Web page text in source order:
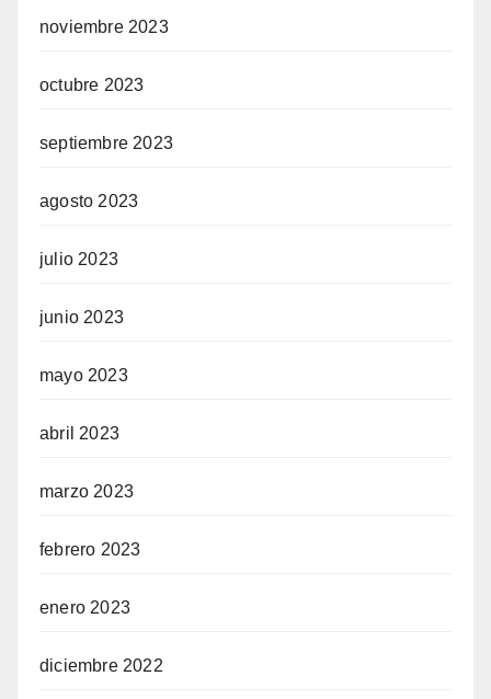
noviembre 2023
octubre 2023
septiembre 2023
agosto 2023
julio 2023
junio 2023
mayo 2023
abril 2023
marzo 2023
febrero 2023
enero 2023
diciembre 2022